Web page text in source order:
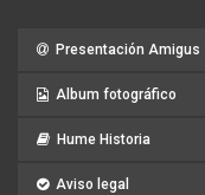
Presentación Amigus
Album fotográfico
Hume Historia
Aviso legal